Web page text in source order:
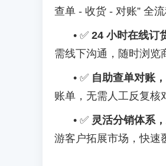
查单 - 收货 - 对账” 全
• ✅ 24 小时在线订
需线下沟通，随时浏览
• ✅ 自助查单对账
账单，无需人工反复核
• ✅ 灵活分销体系
游客户拓展市场，快速